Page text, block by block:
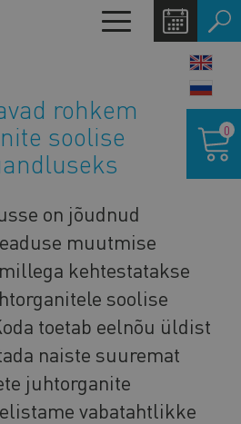
Toggle
navigation
rohkem
soolise
on jõudnud
muutmise
kehtestatakse
soolise
toetab eelnõu üldist
naiste suuremat
juhtorganite
vabatahtlikke
0